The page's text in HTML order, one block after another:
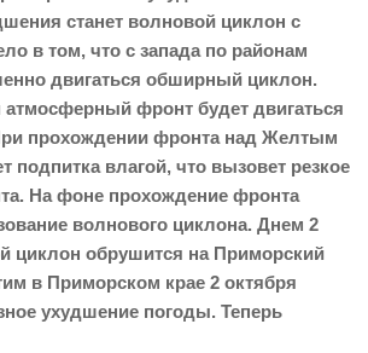
станет волновой циклон с
в том, что с запада по районам
двигаться обширный циклон.
фронт будет двигаться
прохождении фронта над Желтым
подпитка влагой, что вызовет резкое
На фоне прохождение фронта
волнового циклона. Днем 2
циклон обрушится на Приморский
в Приморском крае 2 октября
ухудшение погоды. Теперь